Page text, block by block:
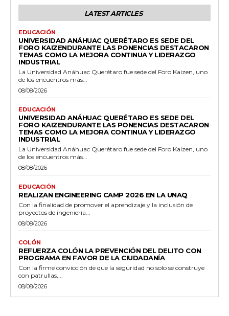
LATEST ARTICLES
EDUCACIÓN
UNIVERSIDAD ANÁHUAC QUERÉTARO ES SEDE DEL
FORO KAIZENDURANTE LAS PONENCIAS DESTACARON
TEMAS COMO LA MEJORA CONTINUA Y LIDERAZGO
INDUSTRIAL
La Universidad Anáhuac Querétaro fue sede del Foro Kaizen, uno
de los encuentros más...
08/08/2026
EDUCACIÓN
UNIVERSIDAD ANÁHUAC QUERÉTARO ES SEDE DEL
FORO KAIZENDURANTE LAS PONENCIAS DESTACARON
TEMAS COMO LA MEJORA CONTINUA Y LIDERAZGO
INDUSTRIAL
La Universidad Anáhuac Querétaro fue sede del Foro Kaizen, uno
de los encuentros más...
08/08/2026
EDUCACIÓN
REALIZAN ENGINEERING CAMP 2026 EN LA UNAQ
Con la finalidad de promover el aprendizaje y la inclusión de
proyectos de ingeniería...
08/08/2026
COLÓN
REFUERZA COLÓN LA PREVENCIÓN DEL DELITO CON
PROGRAMA EN FAVOR DE LA CIUDADANÍA
Con la firme convicción de que la seguridad no solo se construye
con patrullas,...
08/08/2026